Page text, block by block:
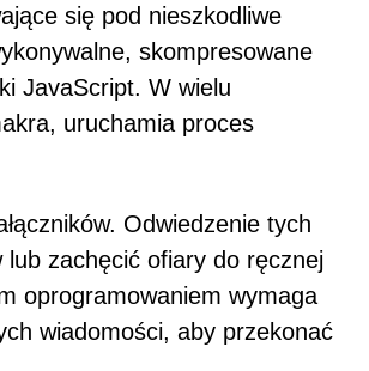
się pod nieszkodliwe
skompresowane
JavaScript. W wielu
uruchamia proces
Odwiedzenie tych
zachęcić ofiary do ręcznej
oprogramowaniem wymaga
wiadomości, aby przekonać